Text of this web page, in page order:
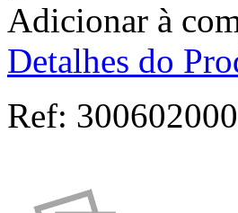
Adicionar à
Detalhes do
Ref: